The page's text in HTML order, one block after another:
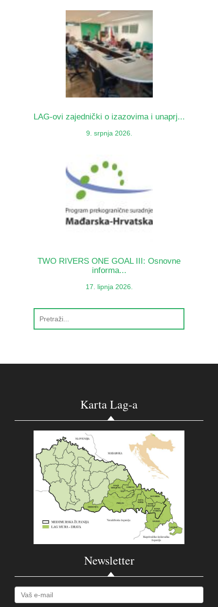
LAG-ovi zajednički o izazovima i unaprj...
9. srpnja 2026.
TWO RIVERS ONE GOAL III: Osnovne
informa...
17. lipnja 2026.
Karta Lag-a
Newsletter